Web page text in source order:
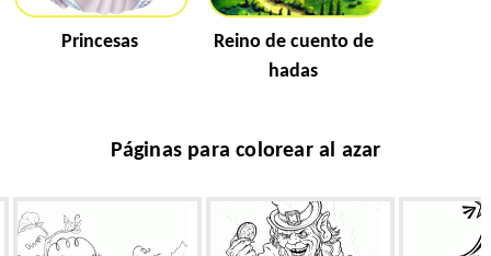
Princesas
Reino de cuento de
hadas
Páginas para colorear al azar